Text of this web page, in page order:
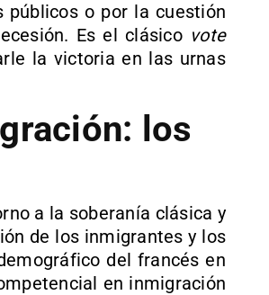
públicos o por la cuestión
Es el clásico vote
la victoria en las urnas
los
a la soberanía clásica y
de los inmigrantes y los
del francés en
en inmigración